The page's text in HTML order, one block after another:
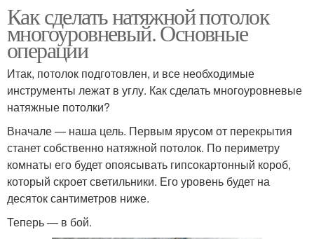
Как сделать натяжной потолок
многоуровневый. Основные
операции
Итак, потолок подготовлен, и все необходимые
инструменты лежат в углу. Как сделать многоуровневые
натяжные потолки?
Вначале — наша цель. Первым ярусом от перекрытия
станет собственно натяжной потолок. По периметру
комнаты его будет опоясывать гипсокартонный короб,
который скроет светильники. Его уровень будет на
десяток сантиметров ниже.
Теперь — в бой.